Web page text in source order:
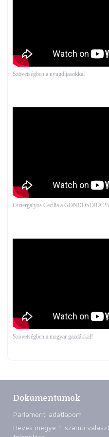
Szövetségben a nyugdíjasokkal
Esztergályos Cecília a GONDOSÓRA
Szövetségben a magyar gazdákkal!
Dokumentumok
Parlamenti adatlapom
Heves megye 1. számú